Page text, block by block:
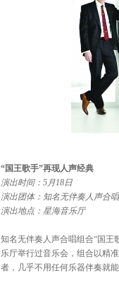
“国王歌手”再现人声经典
演出时间：5月18日
演出团体：知名无伴奏人声合
演出地点：星海音乐厅
知名无伴奏人声合唱组合“国王
乐厅举行过音乐会，组合以精
者，几乎不用任何乐器伴奏就